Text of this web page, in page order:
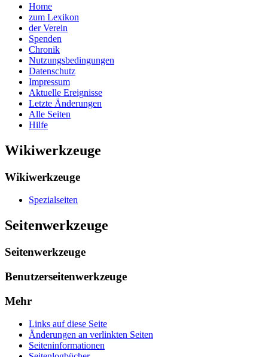
Home
zum Lexikon
der Verein
Spenden
Chronik
Nutzungsbedingungen
Datenschutz
Impressum
Aktuelle Ereignisse
Letzte Änderungen
Alle Seiten
Hilfe
Wikiwerkzeuge
Wikiwerkzeuge
Spezialseiten
Seitenwerkzeuge
Seitenwerkzeuge
Benutzerseitenwerkzeuge
Mehr
Links auf diese Seite
Änderungen an verlinkten Seiten
Seiten­­informationen